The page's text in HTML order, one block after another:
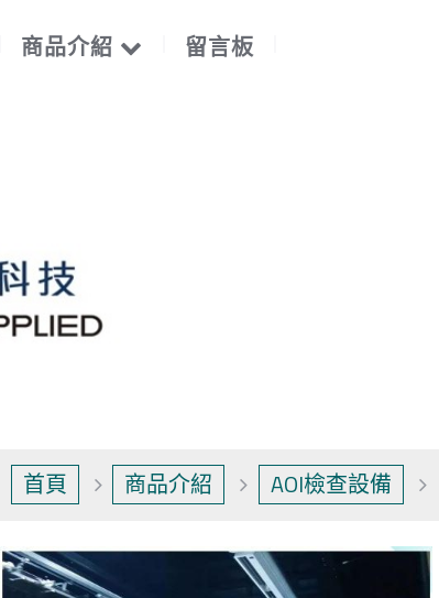
商品介紹 留言板
首頁 商品介紹 AOI檢查設備